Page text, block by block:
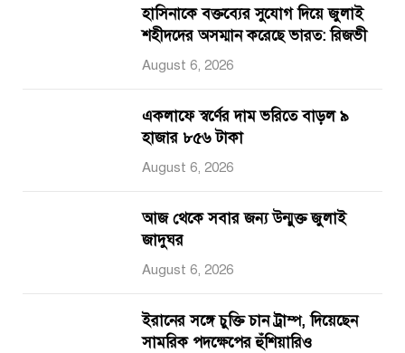
হাসিনাকে বক্তব্যের সুযোগ দিয়ে জুলাই
শহীদদের অসম্মান করেছে ভারত: রিজভী
August 6, 2026
একলাফে স্বর্ণের দাম ভরিতে বাড়ল ৯
হাজার ৮৫৬ টাকা
August 6, 2026
আজ থেকে সবার জন্য উন্মুক্ত জুলাই
জাদুঘর
August 6, 2026
ইরানের সঙ্গে চুক্তি চান ট্রাম্প, দিয়েছেন
সামরিক পদক্ষেপের হুঁশিয়ারিও